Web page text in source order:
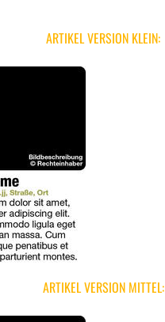
ARTIKEL VERSION KLEIN:
ARTIKEL VERSION MITTEL: